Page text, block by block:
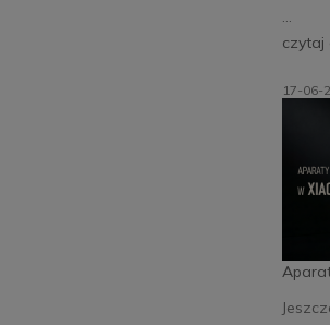
...
czytaj
17-06-